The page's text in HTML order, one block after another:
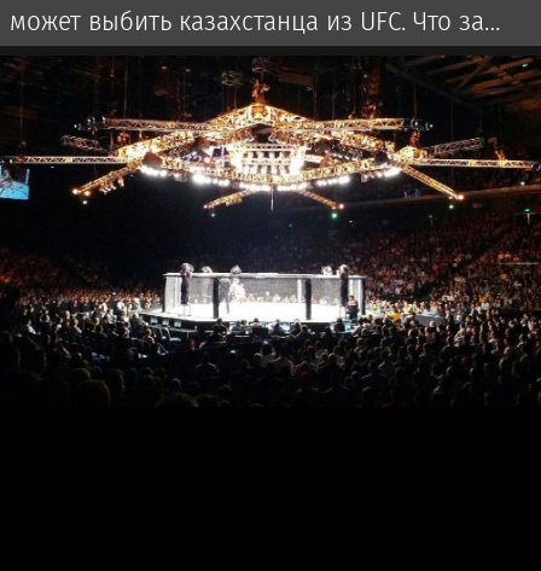
может выбить казахстанца из UFC. Что за
боец?